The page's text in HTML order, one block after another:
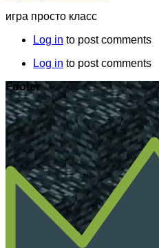
игра просто класс
Log in to post comments
Log in to post comments
Footer